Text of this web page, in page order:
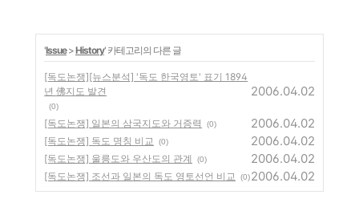
'Issue>History' 카테고리의 다른 글
[독도논쟁][뉴스분석] '독도 한국영토' 표기 1894
년 佛지도 발견
(0)
2006.04.02
[독도논쟁] 일본의 삼국지도와 거증력 (0) 2006.04.02
[독도논쟁] 독도 명칭 비교 (0) 2006.04.02
[독도논쟁] 울릉도와 우산도의 관계 (0) 2006.04.02
[독도논쟁] 조선과 일본의 독도 영토선언 비교 (0)2006.04.02